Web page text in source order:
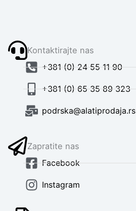
Kontaktirajte nas
+381 (0) 24 55 11 90
+381 (0) 65 35 89 323
podrska@alatiprodaja.rs
Zapratite nas
Facebook
Instagram